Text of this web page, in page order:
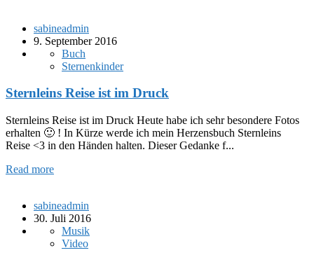
sabineadmin
9. September 2016
Buch
Sternenkinder
Sternleins Reise ist im Druck
Sternleins Reise ist im Druck Heute habe ich sehr besondere Fotos
erhalten 🙂 ! In Kürze werde ich mein Herzensbuch Sternleins
Reise <3 in den Händen halten. Dieser Gedanke f...
Read more
sabineadmin
30. Juli 2016
Musik
Video